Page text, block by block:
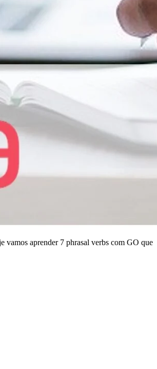
vamos aprender 7 phrasal verbs com GO que